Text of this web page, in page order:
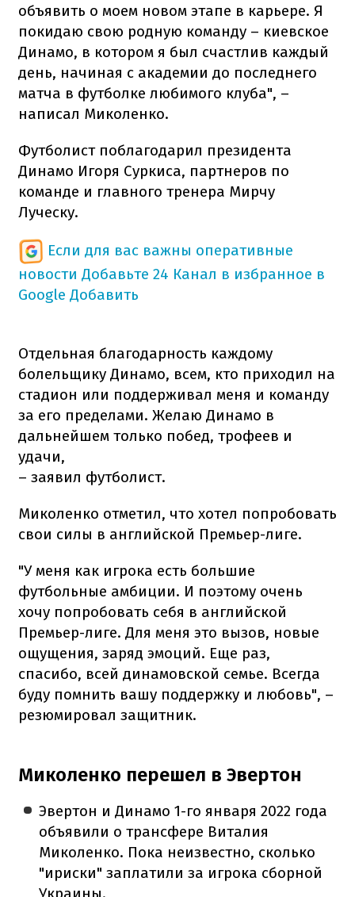
объявить о моем новом этапе в карьере. Я
покидаю свою родную команду – киевское
Динамо, в котором я был счастлив каждый
день, начиная с академии до последнего
матча в футболке любимого клуба", –
написал Миколенко.
Футболист поблагодарил президента
Динамо Игоря Суркиса, партнеров по
команде и главного тренера Мирчу
Луческу.
Если для вас важны оперативные
новости Добавьте 24 Канал в избранное в
Google Добавить
Отдельная благодарность каждому
болельщику Динамо, всем, кто приходил на
стадион или поддерживал меня и команду
за его пределами. Желаю Динамо в
дальнейшем только побед, трофеев и
удачи,
– заявил футболист.
Миколенко отметил, что хотел попробовать
свои силы в английской Премьер-лиге.
"У меня как игрока есть большие
футбольные амбиции. И поэтому очень
хочу попробовать себя в английской
Премьер-лиге. Для меня это вызов, новые
ощущения, заряд эмоций. Еще раз,
спасибо, всей динамовской семье. Всегда
буду помнить вашу поддержку и любовь", –
резюмировал защитник.
Миколенко перешел в Эвертон
Эвертон и Динамо 1-го января 2022 года
объявили о трансфере Виталия
Миколенко. Пока неизвестно, сколько
"ириски" заплатили за игрока сборной
Украины.